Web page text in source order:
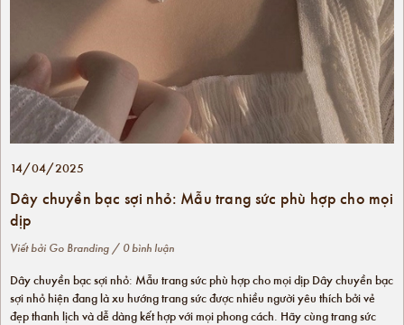
14/04/2025
Dây chuyền bạc sợi nhỏ: Mẫu trang sức phù hợp cho mọi
dịp
Viết bởi Go Branding / 0 bình luận
Dây chuyền bạc sợi nhỏ: Mẫu trang sức phù hợp cho mọi dịp Dây chuyền bạc
sợi nhỏ hiện đang là xu hướng trang sức được nhiều người yêu thích bởi vẻ
đẹp thanh lịch và dễ dàng kết hợp với mọi phong cách. Hãy cùng trang sức